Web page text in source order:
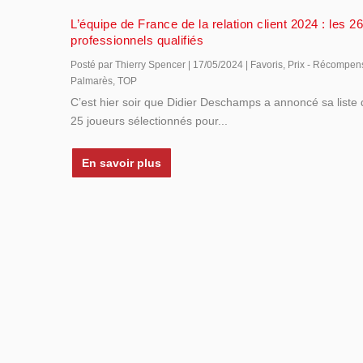
L’équipe de France de la relation client 2024 : les 26
professionnels qualifiés
Posté parThierry Spencer 17/05/2024 Favoris, Prix -
Palmarès,TOP
C’est hier soir que Didier Deschamps a annoncé sa liste
25 joueurs sélectionnés pour...
En savoir plus